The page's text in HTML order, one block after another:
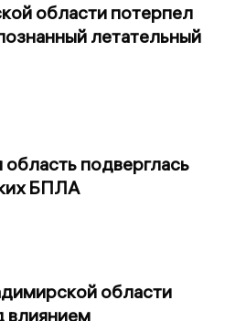
области потерпел
летательный
подверглась
БПЛА
области
влиянием